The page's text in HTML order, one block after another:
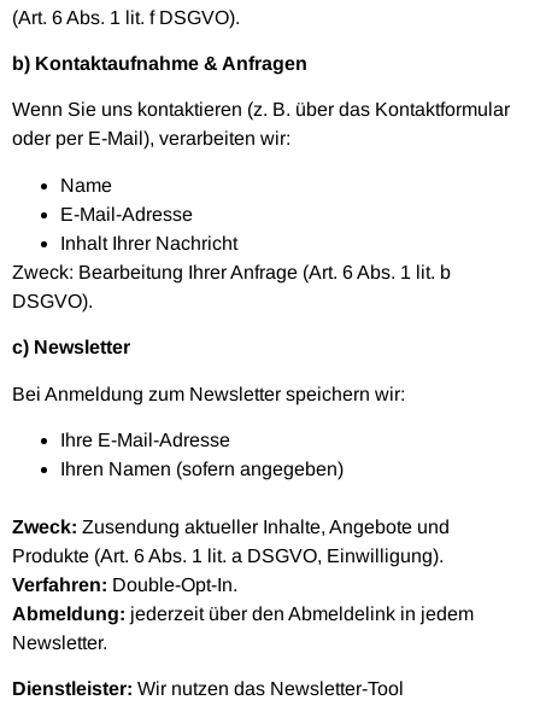
(Art. 6 Abs. 1 lit. f DSGVO).
b) Kontaktaufnahme & Anfragen
Wenn Sie uns kontaktieren (z. B. über das Kontaktformular
oder per E-Mail), verarbeiten wir:
Name
E-Mail-Adresse
Inhalt Ihrer Nachricht
Zweck: Bearbeitung Ihrer Anfrage (Art. 6 Abs. 1 lit. b
DSGVO).
c) Newsletter
Bei Anmeldung zum Newsletter speichern wir:
Ihre E-Mail-Adresse
Ihren Namen (sofern angegeben)
Zweck: Zusendung aktueller Inhalte, Angebote und
Produkte (Art. 6 Abs. 1 lit. a DSGVO, Einwilligung).
Verfahren: Double-Opt-In.
Abmeldung: jederzeit über den Abmeldelink in jedem
Newsletter.
Dienstleister: Wir nutzen das Newsletter-Tool